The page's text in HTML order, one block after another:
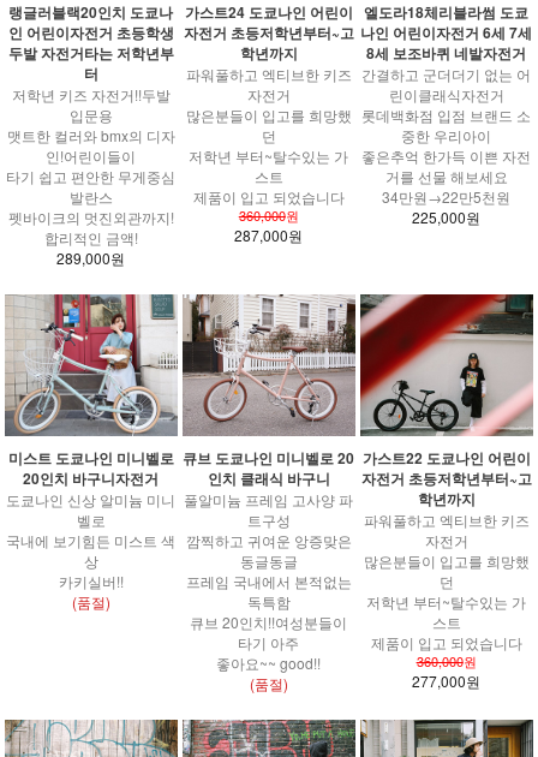
랭글러블랙20인치 도쿄나
인 어린이자전거 초등학생
두발 자전거타는 저학년부
터
저학년 키즈 자전거!!두발
입문용
맷트한 컬러와 bmx의 디자
인!어린이들이
타기 쉽고 편안한 무게중심
발란스
펫바이크의 멋진외관까지!
합리적인 금액!
289,000원
가스트24 도쿄나인 어린이
자전거 초등저학년부터~고
학년까지
파워풀하고 엑티브한 키즈
자전거
많은분들이 입고를 희망했
던
저학년 부터~탈수있는 가
스트
제품이 입고 되었습니다
360,000원
287,000원
엘도라18체리블라썸 도쿄
나인 어린이자전거 6세 7세
8세 보조바퀴 네발자전거
간결하고 군더더기 없는 어
린이클래식자전거
롯데백화점 입점 브랜드 소
중한 우리아이
좋은추억 한가득 이쁜 자전
거를 선물 해보세요
34만원→22만5천원
225,000원
미스트 도쿄나인 미니벨로
20인치 바구니자전거
도쿄나인 신상 알미늄 미니
벨로
국내에 보기힘든 미스트 색
상
카키실버!!
(품절)
큐브 도쿄나인 미니벨로 20
인치 클래식 바구니
풀알미늄 프레임 고사양 파
트구성
깜찍하고 귀여운 앙증맞은
동글동글
프레임 국내에서 본적없는
독특함
큐브 20인치!!여성분들이
타기 아주
좋아요~~ good!!
(품절)
가스트22 도쿄나인 어린이
자전거 초등저학년부터~고
학년까지
파워풀하고 엑티브한 키즈
자전거
많은분들이 입고를 희망했
던
저학년 부터~탈수있는 가
스트
제품이 입고 되었습니다
360,000원
277,000원